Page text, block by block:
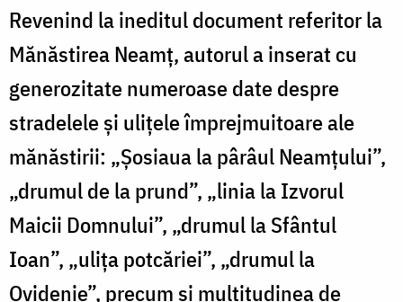
Revenind la ineditul document referitor la
Mănăstirea Neamț, autorul a inserat cu
generozitate numeroase date despre
stradelele și ulițele împrejmuitoare ale
mănăstirii: „Șosiaua la pârâul Neamțului”,
„drumul de la prund”, „linia la Izvorul
Maicii Domnului”, „drumul la Sfântul
Ioan”, „ulița potcăriei”, „drumul la
Ovidenie”, precum și multitudinea de